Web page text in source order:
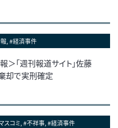
報, #経済事件
＞「週刊報道サイト」佐藤
却で実刑確定
スコミ, #不祥事, #経済事件